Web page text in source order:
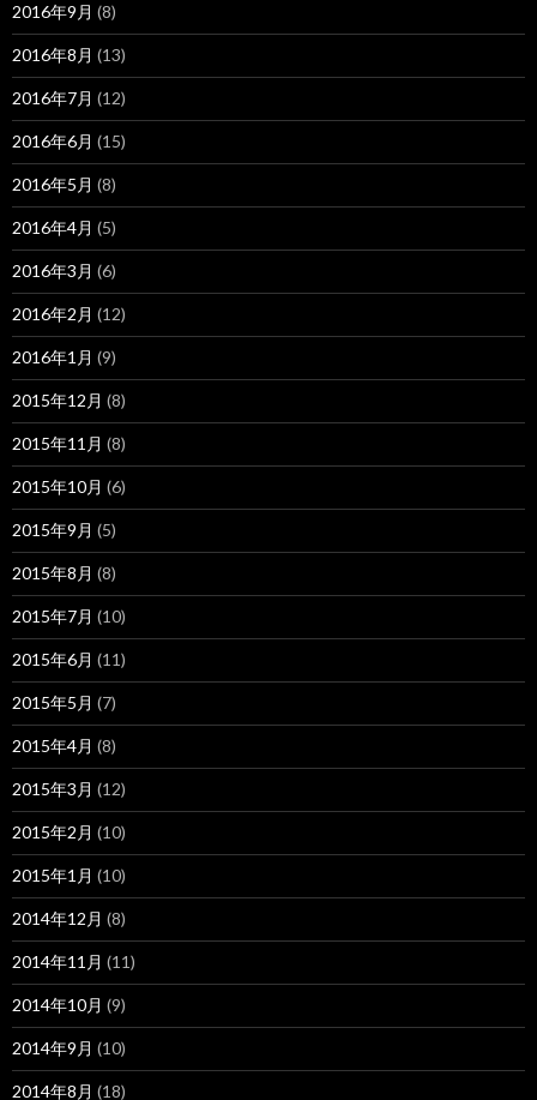
2016年9月 (8)
2016年8月 (13)
2016年7月 (12)
2016年6月 (15)
2016年5月 (8)
2016年4月 (5)
2016年3月 (6)
2016年2月 (12)
2016年1月 (9)
2015年12月 (8)
2015年11月 (8)
2015年10月 (6)
2015年9月 (5)
2015年8月 (8)
2015年7月 (10)
2015年6月 (11)
2015年5月 (7)
2015年4月 (8)
2015年3月 (12)
2015年2月 (10)
2015年1月 (10)
2014年12月 (8)
2014年11月 (11)
2014年10月 (9)
2014年9月 (10)
2014年8月 (18)